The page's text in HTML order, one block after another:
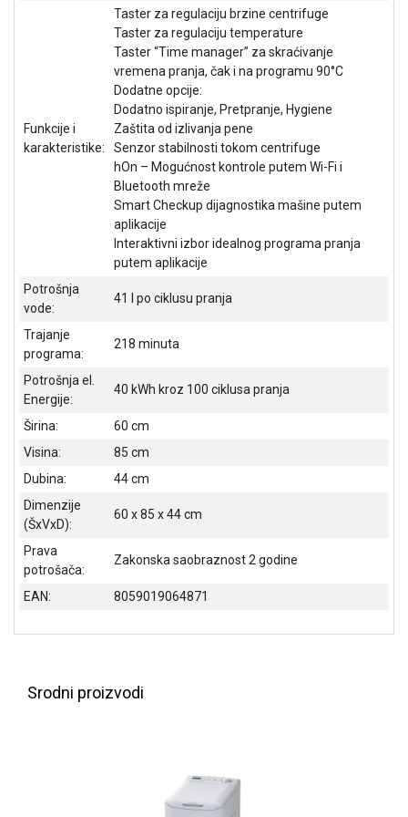
Funkcije i
karakteristike:
Taster za regulaciju brzine centrifuge
Taster za regulaciju temperature
Taster “Time manager” za skraćivanje
vremena pranja, čak i na programu 90°C
Dodatne opcije:
Dodatno ispiranje, Pretpranje, Hygiene
Zaštita od izlivanja pene
Senzor stabilnosti tokom centrifuge
hOn – Mogućnost kontrole putem Wi-Fi i
Bluetooth mreže
Smart Checkup dijagnostika mašine putem
aplikacije
Interaktivni izbor idealnog programa pranja
putem aplikacije
Potrošnja
vode:
41 l po ciklusu pranja
Trajanje
programa:
218 minuta
Potrošnja el.
Energije:
40 kWh kroz 100 ciklusa pranja
Širina:
60 cm
Visina:
85 cm
Dubina:
44 cm
Dimenzije
(ŠxVxD):
60 x 85 x 44 cm
Prava
potrošača:
Zakonska saobraznost 2 godine
EAN: 8059019064871
Srodni proizvodi